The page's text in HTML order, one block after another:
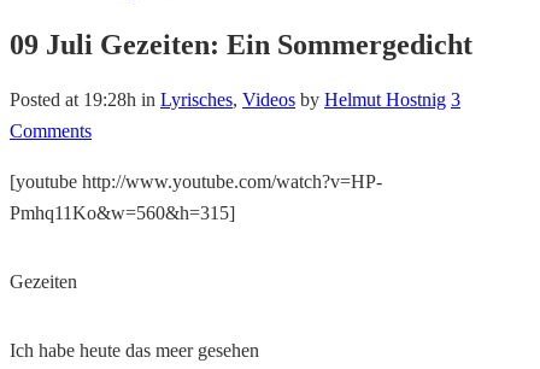
09 Juli Gezeiten: Ein Sommergedicht
Posted at 19:28h in Lyrisches, Videos by Helmut Hostnig 3
Comments
[youtube http://www.youtube.com/watch?v=HP-
Pmhq11Ko&w=560&h=315]
Gezeiten
Ich habe heute das meer gesehen